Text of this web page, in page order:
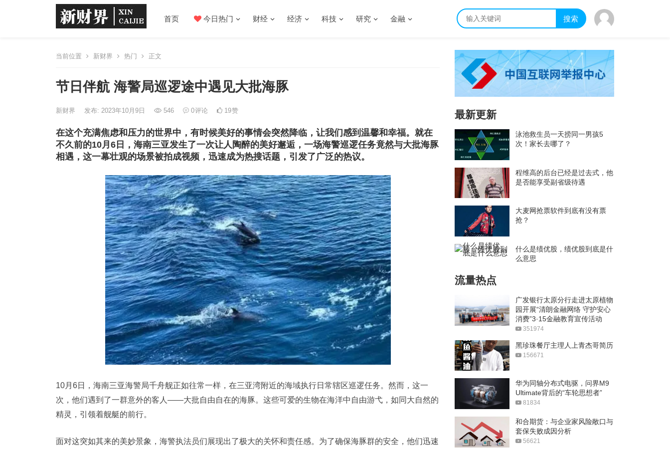
首页 今日热门 财经 经济 科技 研究 金融 搜索
当前位置 新财界 热门 正文
节日伴航 海警局巡逻途中遇见大批海豚
新财界 发布: 2023年10月9日 546 0评论 19赞
在这个充满焦虑和压力的世界中，有时候美好的事情会突然降临，让我们感到温馨和幸福。就在
不久前的10月6日，海南三亚发生了一次让人陶醉的美好邂逅，一场海警巡逻任务竟然与大批海豚
相遇，这一幕壮观的场景被拍成视频，迅速成为热搜话题，引发了广泛的热议。
10月6日，海南三亚海警局千舟舰正如往常一样，在三亚湾附近的海域执行日常辖区巡逻任务。然而，这一
次，他们遇到了一群意外的客人——大批自由自在的海豚。这些可爱的生物在海洋中自由游弋，如同大自然的
精灵，引领着舰艇的前行。
面对这突如其来的美妙景象，海警执法员们展现出了极大的关怀和责任感。为了确保海豚群的安全，他们迅速
最新更新
泳池救生员一天捞同一男孩5
次！家长去哪了？
程维高的后台已经是过去式，他
是否能享受副省级待遇
大麦网抢票软件到底有没有票
抢？
什么是绩优股，绩优股到底是什
么意思
流量热点
广发银行太原分行走进太原植物
园开展“清朗金融网络 守护安心
消费”3·15金融教育宣传活动
351974
黑珍珠餐厅主理人上青杰哥简历
156671
华为同轴分布式电驱，问界M9
Ultimate背后的“车轮思想者”
81834
和合期货：与企业家风险敞口与
套保失败成因分析
56621